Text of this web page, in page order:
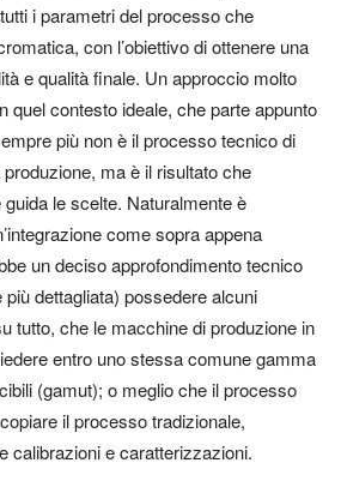
i parametri del processo che
con l’obiettivo di ottenere una
e qualità finale. Un approccio molto
quel contesto ideale, che parte appunto
più non è il processo tecnico di
ma è il risultato che
le scelte. Naturalmente è
come sopra appena
un deciso approfondimento tecnico
dettagliata) possedere alcuni
tutto, che le macchine di produzione in
entro uno stessa comune gamma
(gamut); o meglio che il processo
il processo tradizionale,
calibrazioni e caratterizzazioni.